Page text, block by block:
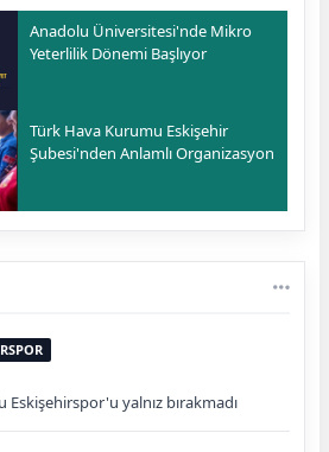
Anadolu Üniversitesi'nde Mikro
Yeterlilik Dönemi Başlıyor
Türk Hava Kurumu Eskişehir
Şubesi'nden Anlamlı Organizasyon
Eskişehirspor'u yalnız bırakmadı